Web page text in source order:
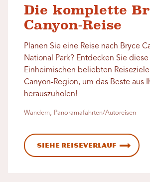
Die komplette
Canyon-Reise
Planen Sie eine Reise nach Bryce
National Park? Entdecken Sie
Einheimischen beliebten
Canyon-Region, um das Beste aus
herauszuholen!
Wandern, Panoramafahrten/Autoreisen
Siehe Reiseverlauf